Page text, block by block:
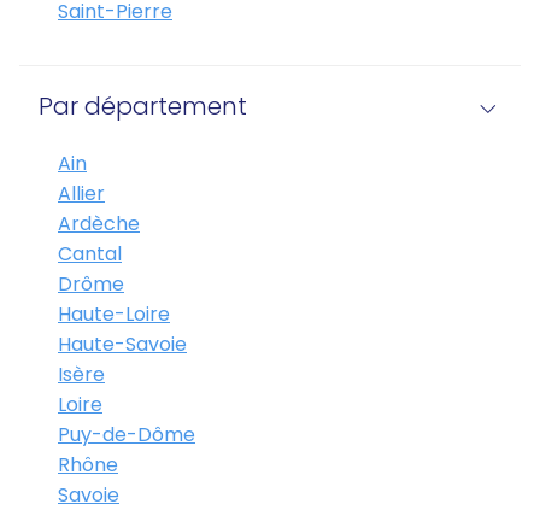
Saint-Pierre
Par département
Ain
Allier
Ardèche
Cantal
Drôme
Haute-Loire
Haute-Savoie
Isère
Loire
Puy-de-Dôme
Rhône
Savoie